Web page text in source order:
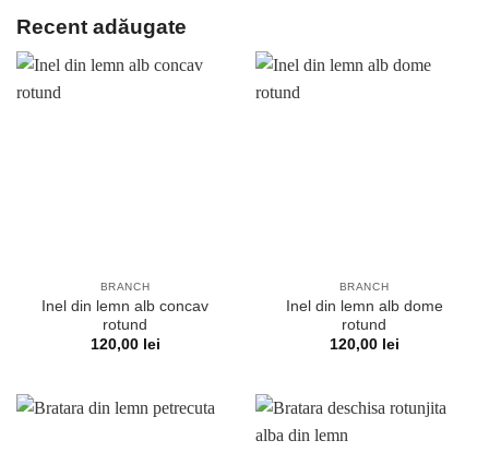
Recent adăugate
BRANCH
Inel din lemn alb concav
rotund
120,00 lei
BRANCH
Inel din lemn alb dome
rotund
120,00 lei